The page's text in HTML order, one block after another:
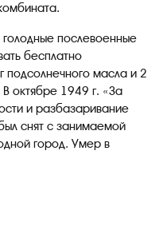
послевоенные
бесплатно
масла и 2
октябре 1949 г. «За
и разбазаривание
снят с занимаемой
город. Умер в